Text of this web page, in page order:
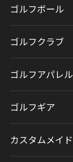
ゴルフボール
ゴルフクラブ
ゴルフアパレル
ゴルフギア
カスタムメイ